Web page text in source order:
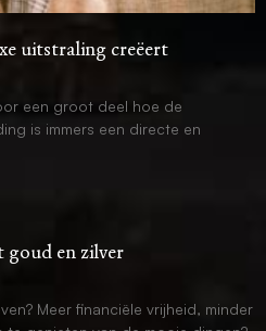
uitstraling creëert
een groot deel hoe de
is immers een directe en
goud en zilver
Meer financiële vrijheid, minder